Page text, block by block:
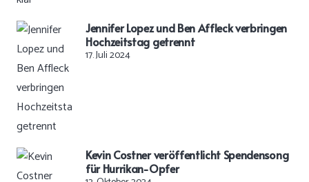
Jennifer Lopez und Ben Affleck verbringen
Hochzeitstag getrennt
17. Juli 2024
Kevin Costner veröffentlicht Spendensong
für Hurrikan-Opfer